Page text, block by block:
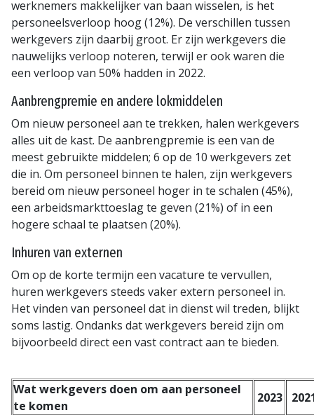
werknemers makkelijker van baan wisselen, is het
personeelsverloop hoog (12%). De verschillen tussen
werkgevers zijn daarbij groot. Er zijn werkgevers die
nauwelijks verloop noteren, terwijl er ook waren die
een verloop van 50% hadden in 2022.
Aanbrengpremie en andere lokmiddelen
Om nieuw personeel aan te trekken, halen werkgevers
alles uit de kast. De aanbrengpremie is een van de
meest gebruikte middelen; 6 op de 10 werkgevers zet
die in. Om personeel binnen te halen, zijn werkgevers
bereid om nieuw personeel hoger in te schalen (45%),
een arbeidsmarkttoeslag te geven (21%) of in een
hogere schaal te plaatsen (20%).
Inhuren van externen
Om op de korte termijn een vacature te vervullen,
huren werkgevers steeds vaker extern personeel in.
Het vinden van personeel dat in dienst wil treden, blijkt
soms lastig. Ondanks dat werkgevers bereid zijn om
bijvoorbeeld direct een vast contract aan te bieden.
Wat werkgevers doen om aan personeel
te komen
2023